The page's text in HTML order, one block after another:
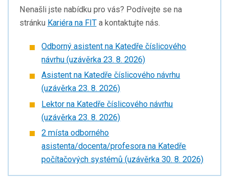
Nenašli jste nabídku pro vás? Podívejte se na
stránku Kariéra na FITa kontaktujte nás.
Odborný asistent na Katedře číslicového
návrhu (uzávěrka 23. 8. 2026)
Asistent na Katedře číslicového návrhu
(uzávěrka 23. 8. 2026)
Lektor na Katedře číslicového návrhu
(uzávěrka 23. 8. 2026)
2 místa odborného
asistenta/docenta/profesora na Katedře
počítačových systémů (uzávěrka 30. 8. 2026)